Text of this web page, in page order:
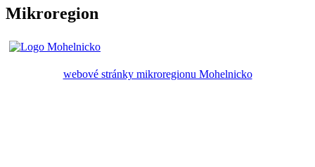
Mikroregion
webové stránky mikroregionu Mohelnicko